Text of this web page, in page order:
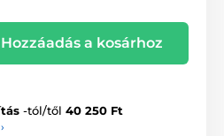
Hozzáadás a kosárhoz
-tól/től 40 250 Ft